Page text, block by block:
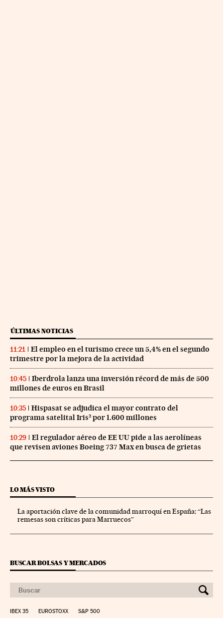
ÚLTIMAS NOTICIAS
11:21
El empleo en el turismo crece un 5,4% en el segundo
trimestre por la mejora de la actividad
10:45
Iberdrola lanza una inversión récord de más de 500
millones de euros en Brasil
10:35
Hispasat se adjudica el mayor contrato del
programa satelital Iris² por 1.600 millones
10:29
El regulador aéreo de EE UU pide a las aerolíneas
que revisen aviones Boeing 737 Max en busca de grietas
LO MÁS VISTO
La aportación clave de la comunidad marroquí en España: “Las
remesas son críticas para Marruecos”
BUSCAR BOLSAS Y MERCADOS
IBEX 35 EUROSTOXX S&P 500